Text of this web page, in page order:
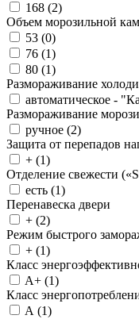
168 (2)
Объем морозильной
53 (0)
76 (1)
80 (1)
Размораживание
автоматическое -
Размораживание
ручное (2)
Защита от перепадов
+ (1)
Отделение свежести
есть (1)
Перенавеска двери
+ (2)
Режим быстрого
+ (1)
Класс
A+ (1)
Класс
A (1)